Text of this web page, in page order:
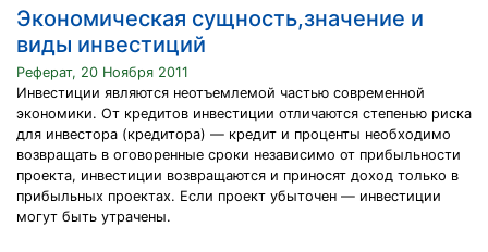
Экономическая сущность,значение и
виды инвестиций
Реферат, 20 Ноября 2011
Инвестиции являются неотъемлемой частью современной
экономики. От кредитов инвестиции отличаются степенью риска
для инвестора (кредитора) — кредит и проценты необходимо
возвращать в оговоренные сроки независимо от прибыльности
проекта, инвестиции возвращаются и приносят доход только в
прибыльных проектах. Если проект убыточен — инвестиции
могут быть утрачены.